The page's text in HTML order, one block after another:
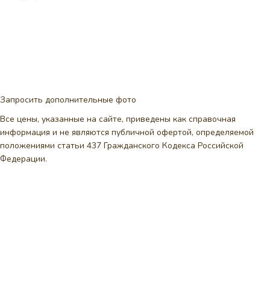
Запросить дополнительные фото
Все цены, указанные на сайте, приведены как справочная
информация и не являются публичной офертой, определяемой
положениями статьи 437 Гражданского Кодекса Российской
Федерации.